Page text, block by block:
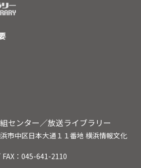
センター／放送ライブラリー
市中区日本大通１１番地 横浜情報文化
：045-641-2110